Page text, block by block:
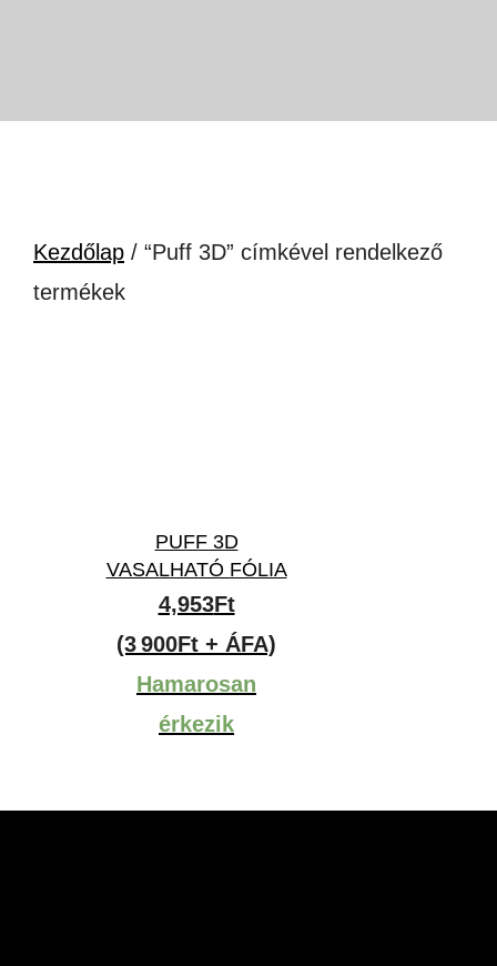
Kezdőlap / “Puff 3D” címkével rendelkező
termékek
PUFF 3D
VASALHATÓ FÓLIA
4,953Ft
(3 900Ft + ÁFA)
Hamarosan
érkezik